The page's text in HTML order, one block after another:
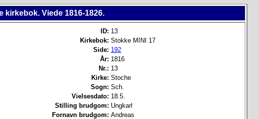
kirkebok. Viede 1816-1826.
ID: 13
Kirkebok: Stokke MINI 17
Side: 192
År: 1816
Nr.: 13
Kirke: Stoche
Sogn: Sch.
Vielsesdato: 18.5.
Stilling brudgom: Ungkarl
Fornavn brudgom: Andreas